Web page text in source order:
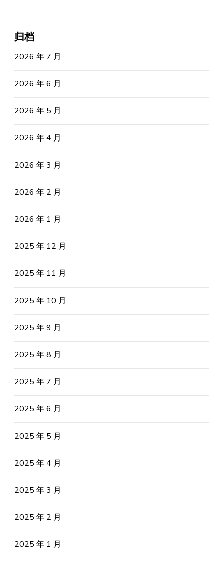
归档
2026 年 7 月
2026 年 6 月
2026 年 5 月
2026 年 4 月
2026 年 3 月
2026 年 2 月
2026 年 1 月
2025 年 12 月
2025 年 11 月
2025 年 10 月
2025 年 9 月
2025 年 8 月
2025 年 7 月
2025 年 6 月
2025 年 5 月
2025 年 4 月
2025 年 3 月
2025 年 2 月
2025 年 1 月